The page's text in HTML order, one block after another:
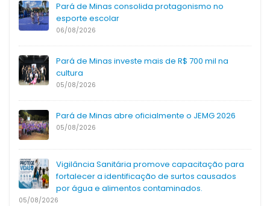
Pará de Minas consolida protagonismo no
esporte escolar
06/08/2026
Pará de Minas investe mais de R$ 700 mil na
cultura
05/08/2026
Pará de Minas abre oficialmente o JEMG 2026
05/08/2026
Vigilância Sanitária promove capacitação para
fortalecer a identificação de surtos causados
por água e alimentos contaminados.
05/08/2026